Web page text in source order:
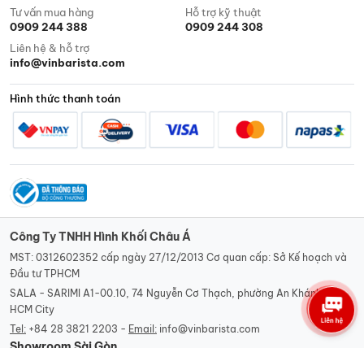
Tư vấn mua hàng
0909 244 388
Hỗ trợ kỹ thuật
0909 244 308
Liên hệ & hỗ trợ
info@vinbarista.com
Hình thức thanh toán
Công Ty TNHH Hình Khối Châu Á
MST: 0312602352 cấp ngày 27/12/2013 Cơ quan cấp: Sở Kế hoạch và
Đầu tư TPHCM
SALA - SARIMI A1-00.10, 74 Nguyễn Cơ Thạch, phường An Khánh,
HCM City
Tel: +84 28 3821 2203 - Email: info@vinbarista.com